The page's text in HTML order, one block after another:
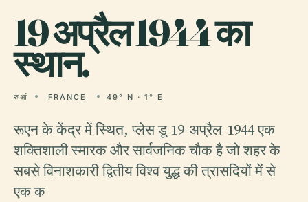
19अप्रैल 1944 का
स्थान.
रुआं FRANCE 49° N · 1° E
रूएन के केंद्र में स्थित, प्लेस डू 19-अप्रैल-1944 एक
शक्तिशाली स्मारक और सार्वजनिक चौक है जो शहर के
सबसे विनाशकारी द्वितीय विश्व युद्ध की त्रासदियों में से
एक क